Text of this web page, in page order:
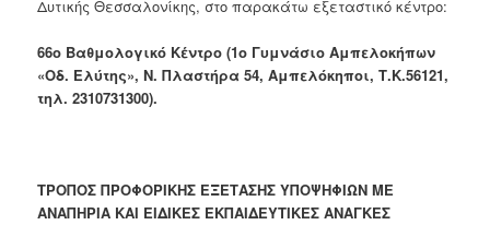
Δυτικής Θεσσαλονίκης, στο παρακάτω εξεταστικό κέντρο:
66ο Βαθμολογικό Κέντρο (1ο Γυμνάσιο Αμπελοκήπων
«Οδ. Ελύτης», Ν. Πλαστήρα 54, Αμπελόκηποι, Τ.Κ.56121,
τηλ. 2310731300).
ΤΡΟΠΟΣ ΠΡΟΦΟΡΙΚΗΣ ΕΞΕΤΑΣΗΣ ΥΠΟΨΗΦΙΩΝ ΜΕ
ΑΝΑΠΗΡΙΑ ΚΑΙ ΕΙΔΙΚΕΣ ΕΚΠΑΙΔΕΥΤΙΚΕΣ ΑΝΑΓΚΕΣ